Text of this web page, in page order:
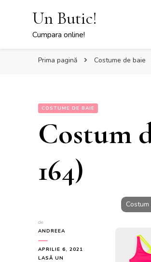
Un Butic!
Cumpara online!
Prima pagină Costume de baie
COSTUME DE BAIE
Costum
164)
de
ANDREEA
APRILIE 6, 2021
LASĂ UN